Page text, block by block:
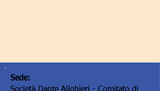
Sede: